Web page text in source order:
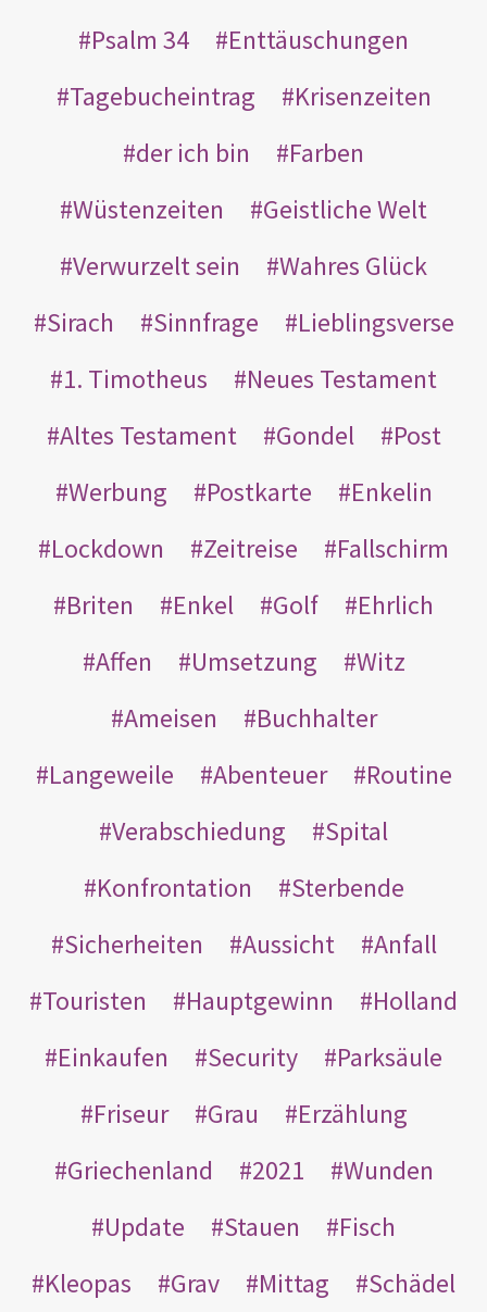
Psalm 34
Enttäuschungen
Tagebucheintrag
Krisenzeiten
der ich bin
Farben
Wüstenzeiten
Geistliche Welt
Verwurzelt sein
Wahres Glück
Sirach
Sinnfrage
Lieblingsverse
1. Timotheus
Neues Testament
Altes Testament
Gondel
Post
Werbung
Postkarte
Enkelin
Lockdown
Zeitreise
Fallschirm
Briten
Enkel Golf
Ehrlich
Affen
Umsetzung
Witz
Ameisen
Buchhalter
Langeweile
Abenteuer
Routine
Verabschiedung
Spital
Konfrontation
Sterbende
Sicherheiten
Aussicht
Anfall
Touristen
Hauptgewinn
Holland
Einkaufen
Security
Parksäule
Friseur
Grau
Erzählung
Griechenland
2021
Wunden
Update
Stauen
Fisch
Kleopas
Grav Mittag Schädel